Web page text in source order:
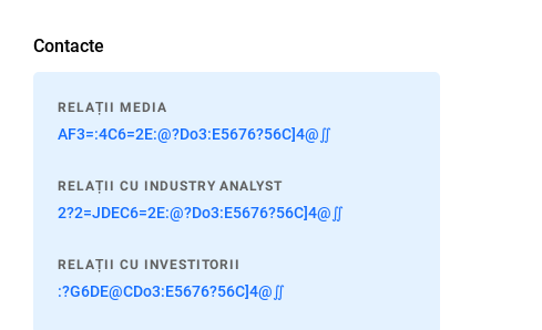
Contacte
RELAȚII MEDIA
AF3=:4C6=2E:@?Do3:E5676?56C]4@∬
RELAȚII CU INDUSTRY ANALYST
2?2=JDEC6=2E:@?Do3:E5676?56C]4@∬
RELAȚII CU INVESTITORII
:?G6DE@CDo3:E5676?56C]4@∬